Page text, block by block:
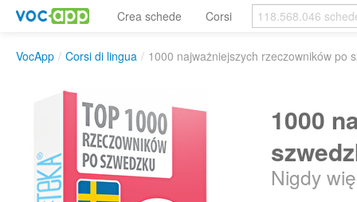
Crea schede Corsi
VocApp / Corsi di lingua / 1000 najważniejszych rzeczowników po
1000
Nigdy